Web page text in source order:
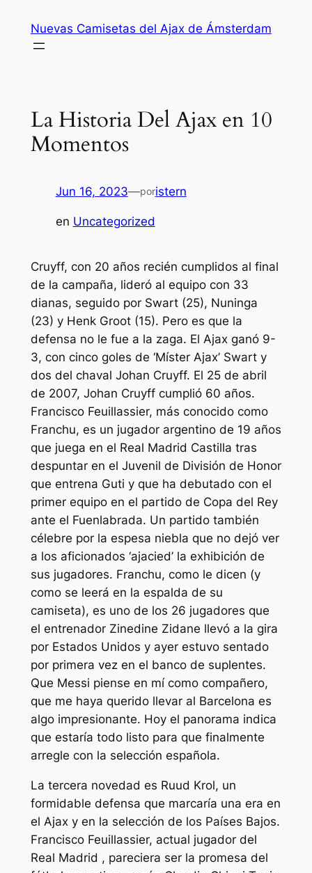
contenido
Nuevas Camisetas del Ajax de Ámsterdam
La Historia Del Ajax en 10
Momentos
Jun 16, 2023—poristern
en Uncategorized
Cruyff, con 20 años recién cumplidos al final
de la campaña, lideró al equipo con 33
dianas, seguido por Swart (25), Nuninga
(23) y Henk Groot (15). Pero es que la
defensa no le fue a la zaga. El Ajax ganó 9-
3, con cinco goles de ‘Míster Ajax’ Swart y
dos del chaval Johan Cruyff. El 25 de abril
de 2007, Johan Cruyff cumplió 60 años.
Francisco Feuillassier, más conocido como
Franchu, es un jugador argentino de 19 años
que juega en el Real Madrid Castilla tras
despuntar en el Juvenil de División de Honor
que entrena Guti y que ha debutado con el
primer equipo en el partido de Copa del Rey
ante el Fuenlabrada. Un partido también
célebre por la espesa niebla que no dejó ver
a los aficionados ‘ajacied’ la exhibición de
sus jugadores. Franchu, como le dicen (y
como se leerá en la espalda de su
camiseta), es uno de los 26 jugadores que
el entrenador Zinedine Zidane llevó a la gira
por Estados Unidos y ayer estuvo sentado
por primera vez en el banco de suplentes.
Que Messi piense en mí como compañero,
que me haya querido llevar al Barcelona es
algo impresionante. Hoy el panorama indica
que estaría todo listo para que finalmente
arregle con la selección española.
La tercera novedad es Ruud Krol, un
formidable defensa que marcaría una era en
el Ajax y en la selección de los Países Bajos.
Francisco Feuillassier, actual jugador del
Real Madrid , pareciera ser la promesa del